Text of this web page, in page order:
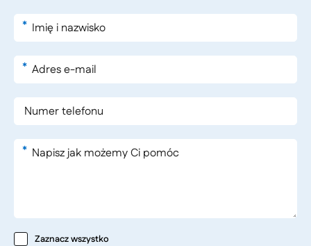
*
*
*
Zaznacz wszystko